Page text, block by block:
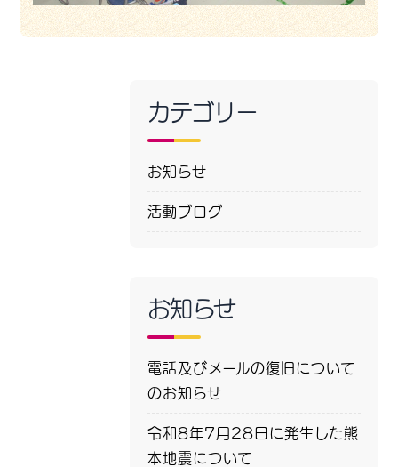
カテゴリー
お知らせ
活動ブログ
お知らせ
電話及びメールの復旧について
のお知らせ
令和8年7月28日に発生した熊
本地震について